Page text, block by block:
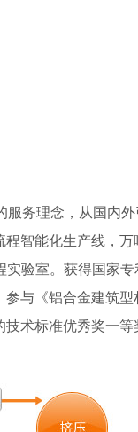
务理念，从国内
智能化生产线，
验室。获得国家
与《铝合金建筑型
术标准优秀奖一等